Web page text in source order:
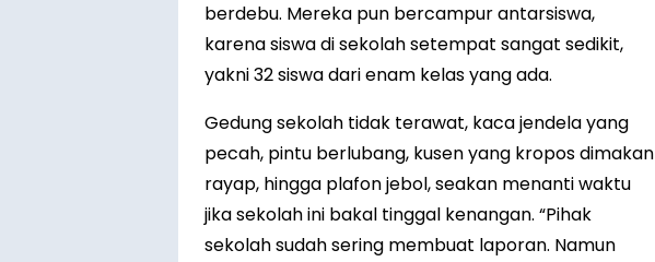
berdebu. Mereka pun bercampur antarsiswa,
karena siswa di sekolah setempat sangat sedikit,
yakni 32 siswa dari enam kelas yang ada.
Gedung sekolah tidak terawat, kaca jendela yang
pecah, pintu berlubang, kusen yang kropos dimakan
rayap, hingga plafon jebol, seakan menanti waktu
jika sekolah ini bakal tinggal kenangan. “Pihak
sekolah sudah sering membuat laporan. Namun